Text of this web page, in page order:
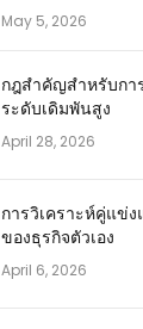
May 5, 2026
กฎสำคัญสำหรับกา
ระดับเดิมพันสูง
April 28, 2026
การวิเคราะห์คู่แข่
ของธุรกิจตัวเอง
April 6, 2026